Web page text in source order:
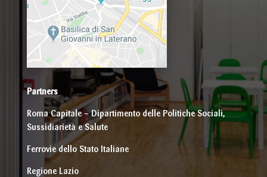
Partners
Roma Capitale – Dipartimento delle Politiche Sociali,
Sussidiarietà e Salute
Ferrovie dello Stato Italiane
Regione Lazio